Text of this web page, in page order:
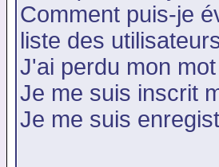
Comment puis-je
liste des
J'ai perdu mon
Je me suis inscrit
Je me suis